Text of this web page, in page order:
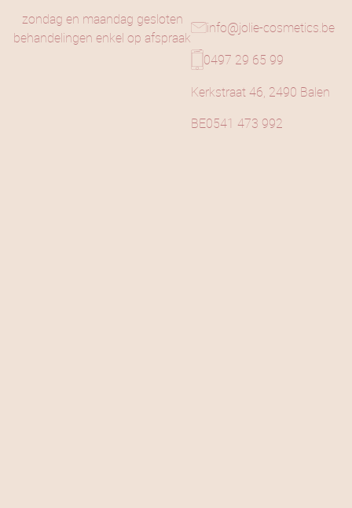
zondag en maandag gesloten
behandelingen enkel op afspraak
info@jolie-cosmetics.be
0497 29 65 99
Kerkstraat 46, 2490 Balen
BE0541 473 992